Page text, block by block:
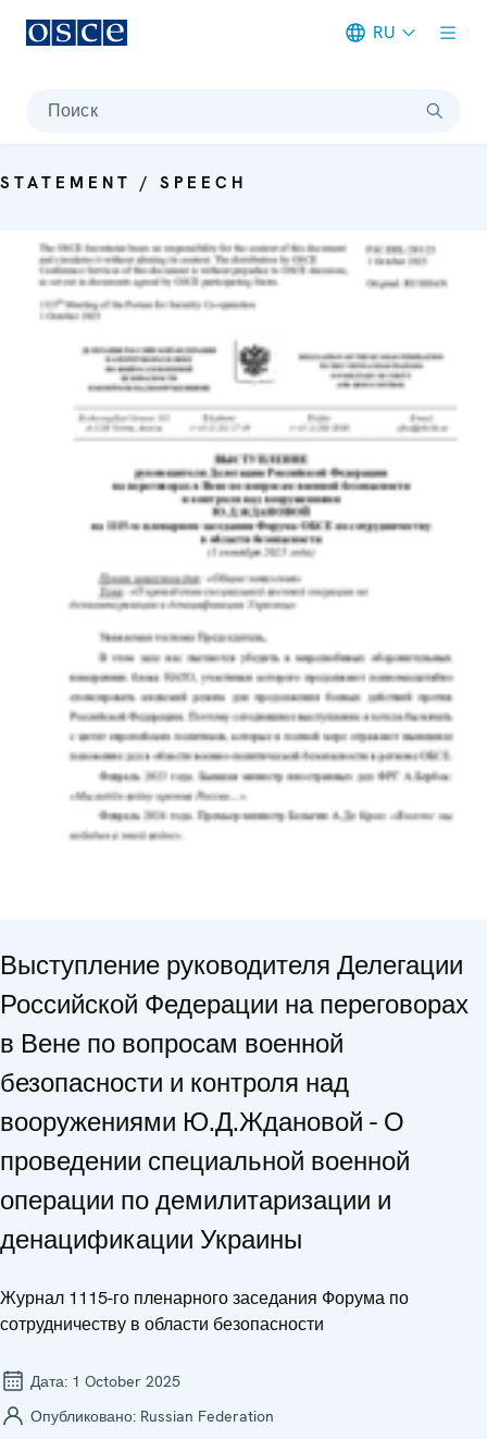
RU
Поиск
STATEMENT / SPEECH
Выступление руководителя Делегации
Российской Федерации на переговорах
в Вене по вопросам военной
безопасности и контроля над
вооружениями Ю.Д.Ждановой - О
проведении специальной военной
операции по демилитаризации и
денацификации Украины
Журнал 1115-го пленарного заседания Форума по
сотрудничеству в области безопасности
Дата: 1 October 2025
Опубликовано: Russian Federation